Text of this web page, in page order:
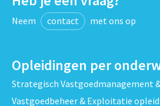
Neem contact met ons op
Opleidingen per
Strategisch Vastgoedmanagement
Vastgoedbeheer & Exploitatie